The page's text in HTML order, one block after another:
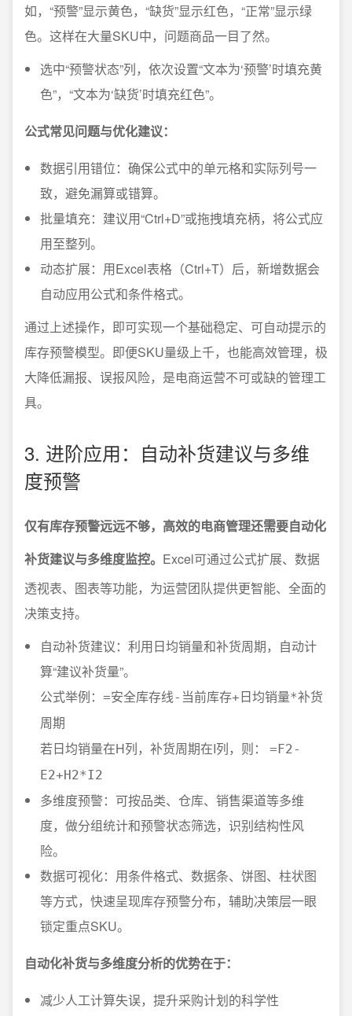
如，“预警”显示黄色，“缺货”显示红色，“正常”显示绿
色。这样在大量SKU中，问题商品一目了然。
选中“预警状态”列，依次设置“文本为‘预警’时填充黄
色”，“文本为‘缺货’时填充红色”。
公式常见问题与优化建议：
数据引用错位：确保公式中的单元格和实际列号一
致，避免漏算或错算。
批量填充：建议用“Ctrl+D”或拖拽填充柄，将公式应
用至整列。
动态扩展：用Excel表格（Ctrl+T）后，新增数据会
自动应用公式和条件格式。
通过上述操作，即可实现一个基础稳定、可自动提示的
库存预警模型。即便SKU量级上千，也能高效管理，极
大降低漏报、误报风险，是电商运营不可或缺的管理工
具。
3. 进阶应用：自动补货建议与多维
度预警
仅有库存预警远远不够，高效的电商管理还需要自动化
补货建议与多维度监控。 Excel可通过公式扩展、数据
透视表、图表等功能，为运营团队提供更智能、全面的
决策支持。
自动补货建议：利用日均销量和补货周期，自动计
算“建议补货量”。
公式举例： =安全库存线-当前库存+日均销量*补货
周期
若日均销量在H列，补货周期在I列，则：
=F2-
E2+H2*I2
多维度预警：可按品类、仓库、销售渠道等多维
度，做分组统计和预警状态筛选，识别结构性风
险。
数据可视化：用条件格式、数据条、饼图、柱状图
等方式，快速呈现库存预警分布，辅助决策层一眼
锁定重点SKU。
自动化补货与多维度分析的优势在于：
减少人工计算失误，提升采购计划的科学性